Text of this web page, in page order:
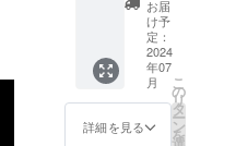
ます
夢幻
DVD 上
記にク
ラウド
ファン
ディン
グ限定
ターン
クラウ
ドファ
ンディ
ング限
定品
【大野
タカシ
お届
け予
定：
2024
年07
月
詳細を見る
こ
の
リ
タ
ー
ン
を